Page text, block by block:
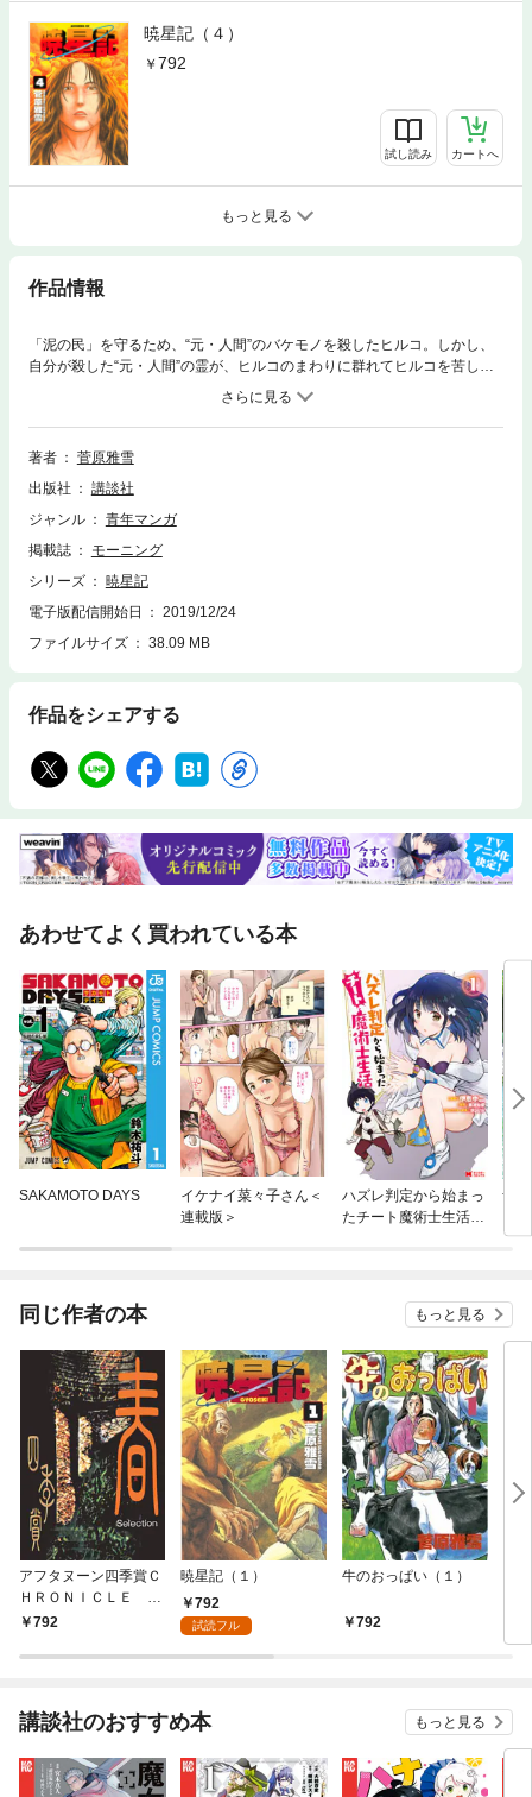
暁星記（４）
792
試し読み カートへ
もっと見る
作品情報
「泥の民」を守るため、“元・人間”のバケモノを殺したヒルコ。しかし、
自分が殺した“元・人間”の霊が、ヒルコのまわりに群れてヒルコを苦しめ
る。そこに現われた精霊は、ヒルコこそ、魂を混沌へと導く門「魂の門」
であると言い、苦しんでいる霊たちを救うように諭した。ヒルコはその言
葉を聞きいれ、一人、霊を焼く業火に向き合うが……。宿命に引きずられ
るように、ヒルコは世界の秘密に近づいていく……。
著者
菅原雅雪
出版社
講談社
ジャンル
青年マンガ
掲載誌
モーニング
シリーズ
暁星記
電子版配信開始日
2019/12/24
ファイルサイズ
38.09 MB
作品をシェアする
あわせてよく買われている本
SAKAMOTO DAYS
イケナイ菜々子さん＜
連載版＞
ハズレ判定から始まっ
たチート魔術士生活
青
同じ作者の本 もっと見る
アフタヌーン四季賞Ｃ
ＨＲＯＮＩＣＬＥ １
９８７－２０００
792
暁星記（１）
792
試読フル
牛のおっぱい（１）
792
講談社のおすすめ本 もっと見る